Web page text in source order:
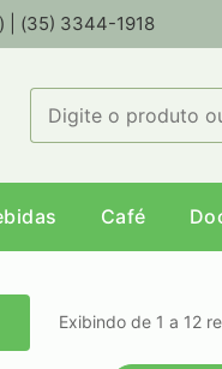
| (35) 3344-1918
Café
Exibindo de 1 a 12